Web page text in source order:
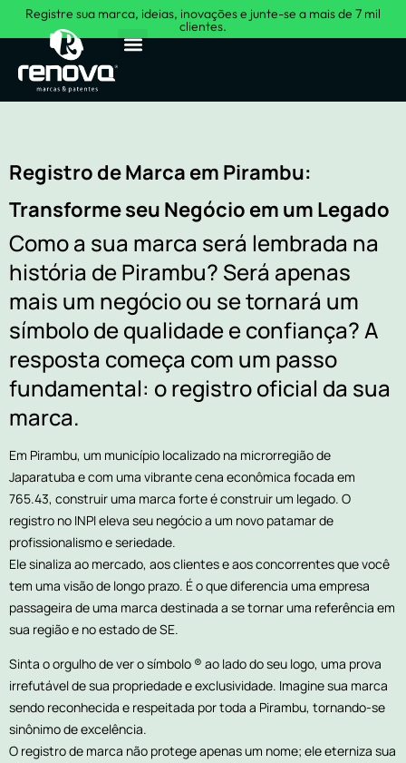
Registre sua marca, ideias, inovações e junte-se a mais de 7 mil
clientes.
Registro de Marca em Pirambu:
Transforme seu Negócio em um Legado
Como a sua marca será lembrada na
história de Pirambu? Será apenas
mais um negócio ou se tornará um
símbolo de qualidade e confiança? A
resposta começa com um passo
fundamental: o registro oficial da sua
marca.
Em Pirambu, um município localizado na microrregião de
Japaratuba e com uma vibrante cena econômica focada em
765.43, construir uma marca forte é construir um legado. O
registro no INPI eleva seu negócio a um novo patamar de
profissionalismo e seriedade.
Ele sinaliza ao mercado, aos clientes e aos concorrentes que você
tem uma visão de longo prazo. É o que diferencia uma empresa
passageira de uma marca destinada a se tornar uma referência em
sua região e no estado de SE.
Sinta o orgulho de ver o símbolo ® ao lado do seu logo, uma prova
irrefutável de sua propriedade e exclusividade. Imagine sua marca
sendo reconhecida e respeitada por toda a Pirambu, tornando-se
sinônimo de excelência.
O registro de marca não protege apenas um nome; ele eterniza sua